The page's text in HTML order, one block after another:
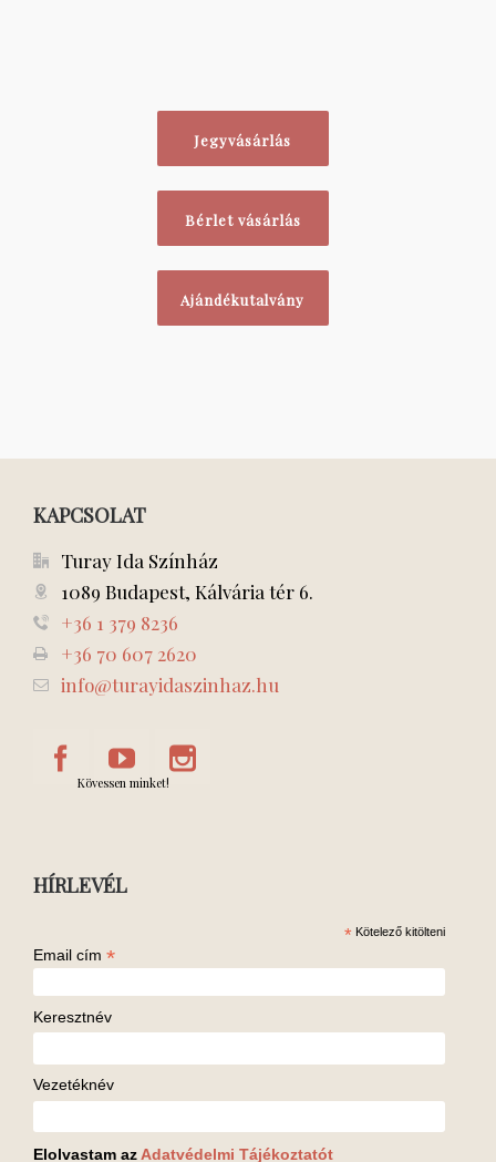
Jegyvásárlás
Bérlet vásárlás
Ajándékutalvány
KAPCSOLAT
Turay Ida Színház
1089 Budapest, Kálvária tér 6.
+36 1 379 8236
+36 70 607 2620
info@turayidaszinhaz.hu
Kövessen minket!
HÍRLEVÉL
* Kötelező kitölteni
Email cím *
Keresztnév
Vezetéknév
Elolvastam az Adatvédelmi Tájékoztatót